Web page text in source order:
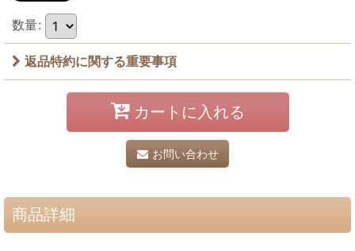
数量:
返品特約に関する重要事項
カートに入れる
お問い合わせ
商品詳細